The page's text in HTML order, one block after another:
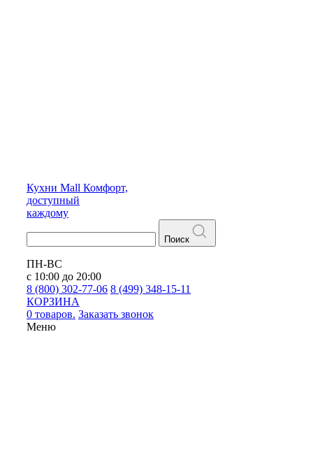
Кухни Mall Комфорт,
доступный
каждому
Поиск
ПН-ВС
с 10:00 до 20:00
8 (800) 302-77-06 8 (499) 348-15-11
КОРЗИНА
0 товаров. Заказать звонок
Меню